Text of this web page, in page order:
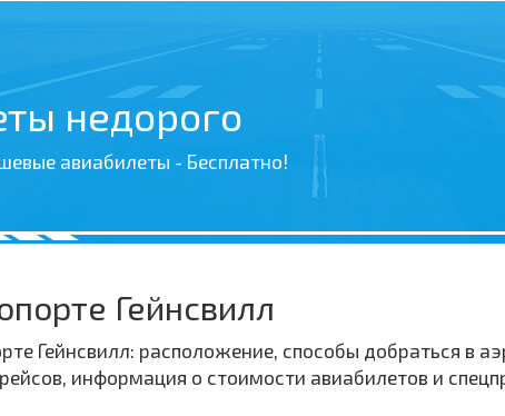
недорого
авиабилеты - Бесплатно!
Гейнсвилл
Гейнсвилл: расположение, способы добраться в
информация о стоимости авиабилетов и